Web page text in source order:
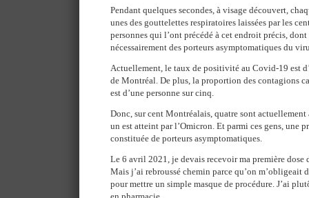
Pendant quelques secondes, à visage découvert,
unes des gouttelettes respiratoires laissées par les
personnes qui l’ont précédé à cet endroit précis,
nécessairement des porteurs asymptomatiques du
Actuellement, le taux de positivité au Covid-19 est
de Montréal. De plus, la proportion des contagions
est d’une personne sur cinq.
Donc, sur cent Montréalais, quatre sont
un est atteint par l’Omicron. Et parmi ces gens, une
constituée de porteurs asymptomatiques.
Le 6 avril 2021, je devais recevoir ma première dose
Mais j’ai rebroussé chemin parce qu’on m’obligeait
pour mettre un simple masque de procédure. J’ai